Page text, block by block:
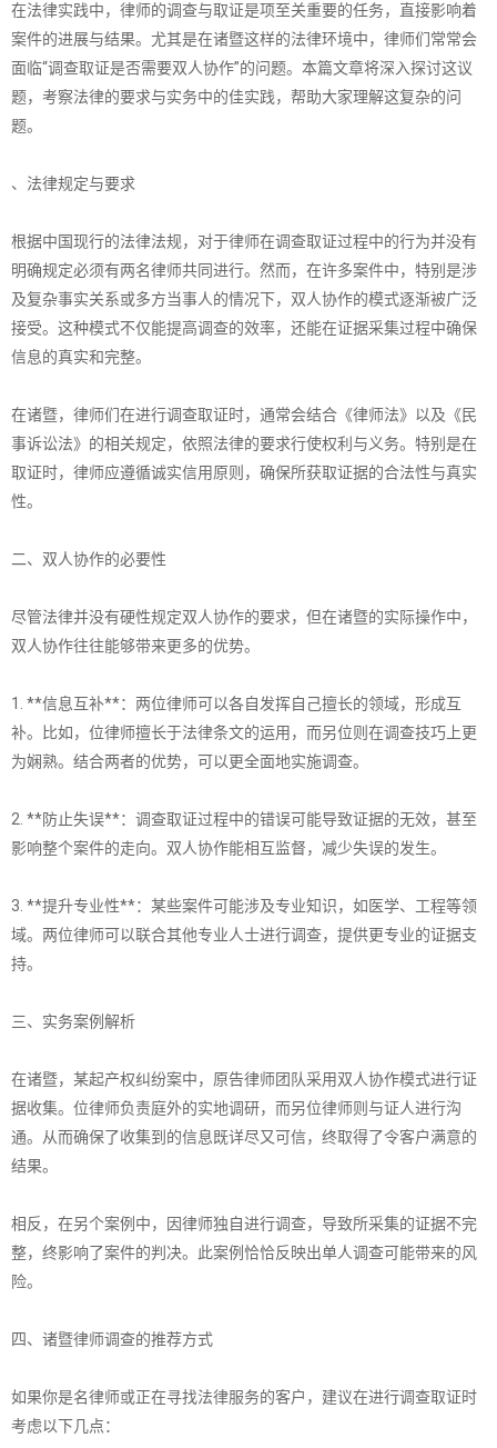
在法律实践中，律师的调查与取证是项至关重要的任务，直接影响着
案件的进展与结果。尤其是在诸暨这样的法律环境中，律师们常常会
面临“调查取证是否需要双人协作”的问题。本篇文章将深入探讨这议
题，考察法律的要求与实务中的佳实践，帮助大家理解这复杂的问
题。
、法律规定与要求
根据中国现行的法律法规，对于律师在调查取证过程中的行为并没有
明确规定必须有两名律师共同进行。然而，在许多案件中，特别是涉
及复杂事实关系或多方当事人的情况下，双人协作的模式逐渐被广泛
接受。这种模式不仅能提高调查的效率，还能在证据采集过程中确保
信息的真实和完整。
在诸暨，律师们在进行调查取证时，通常会结合《律师法》以及《民
事诉讼法》的相关规定，依照法律的要求行使权利与义务。特别是在
取证时，律师应遵循诚实信用原则，确保所获取证据的合法性与真实
性。
二、双人协作的必要性
尽管法律并没有硬性规定双人协作的要求，但在诸暨的实际操作中，
双人协作往往能够带来更多的优势。
1. **信息互补**：两位律师可以各自发挥自己擅长的领域，形成互
补。比如，位律师擅长于法律条文的运用，而另位则在调查技巧上更
为娴熟。结合两者的优势，可以更全面地实施调查。
2. **防止失误**：调查取证过程中的错误可能导致证据的无效，甚至
影响整个案件的走向。双人协作能相互监督，减少失误的发生。
3. **提升专业性**：某些案件可能涉及专业知识，如医学、工程等领
域。两位律师可以联合其他专业人士进行调查，提供更专业的证据支
持。
三、实务案例解析
在诸暨，某起产权纠纷案中，原告律师团队采用双人协作模式进行证
据收集。位律师负责庭外的实地调研，而另位律师则与证人进行沟
通。从而确保了收集到的信息既详尽又可信，终取得了令客户满意的
结果。
相反，在另个案例中，因律师独自进行调查，导致所采集的证据不完
整，终影响了案件的判决。此案例恰恰反映出单人调查可能带来的风
险。
四、诸暨律师调查的推荐方式
如果你是名律师或正在寻找法律服务的客户，建议在进行调查取证时
考虑以下几点：